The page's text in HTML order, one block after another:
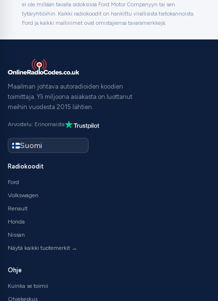
ei ole millään tavalla sidoksissa Ford Motor Companyyn tai sen
tytäryhtiöihin. Kaikki radiokoodit on hankittu virallisista tietokannoista.
Ford ja kaikki mallinimet ovat omistajiensa tavaramerkkejä.
Maailman johtava autoradioiden koodien
toimittaja. Yli miljoona asiakasta on luottanut
meihin vuodesta 2015 lähtien.
Arvostelu: Erinomaista
Radiokoodit
Ford
Volkswagen
Renault
Honda
Nissan
Näytä kaikki tuotemerkit →
Ohje
Kuinka se toimii
Ohjekeskus